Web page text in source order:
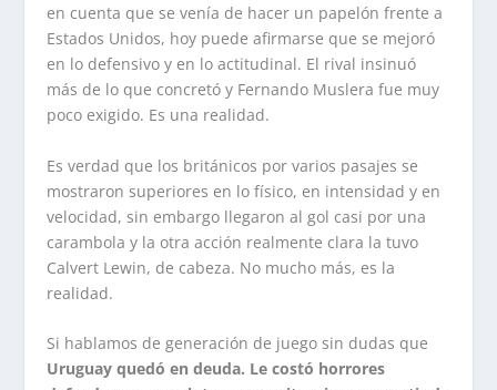
en cuenta que se venía de hacer un papelón frente a
Estados Unidos, hoy puede afirmarse que se mejoró
en lo defensivo y en lo actitudinal. El rival insinuó
más de lo que concretó y Fernando Muslera fue muy
poco exigido. Es una realidad.
Es verdad que los británicos por varios pasajes se
mostraron superiores en lo físico, en intensidad y en
velocidad, sin embargo llegaron al gol casi por una
carambola y la otra acción realmente clara la tuvo
Calvert Lewin, de cabeza. No mucho más, es la
realidad.
Si hablamos de generación de juego sin dudas que
Uruguay quedó en deuda. Le costó horrores